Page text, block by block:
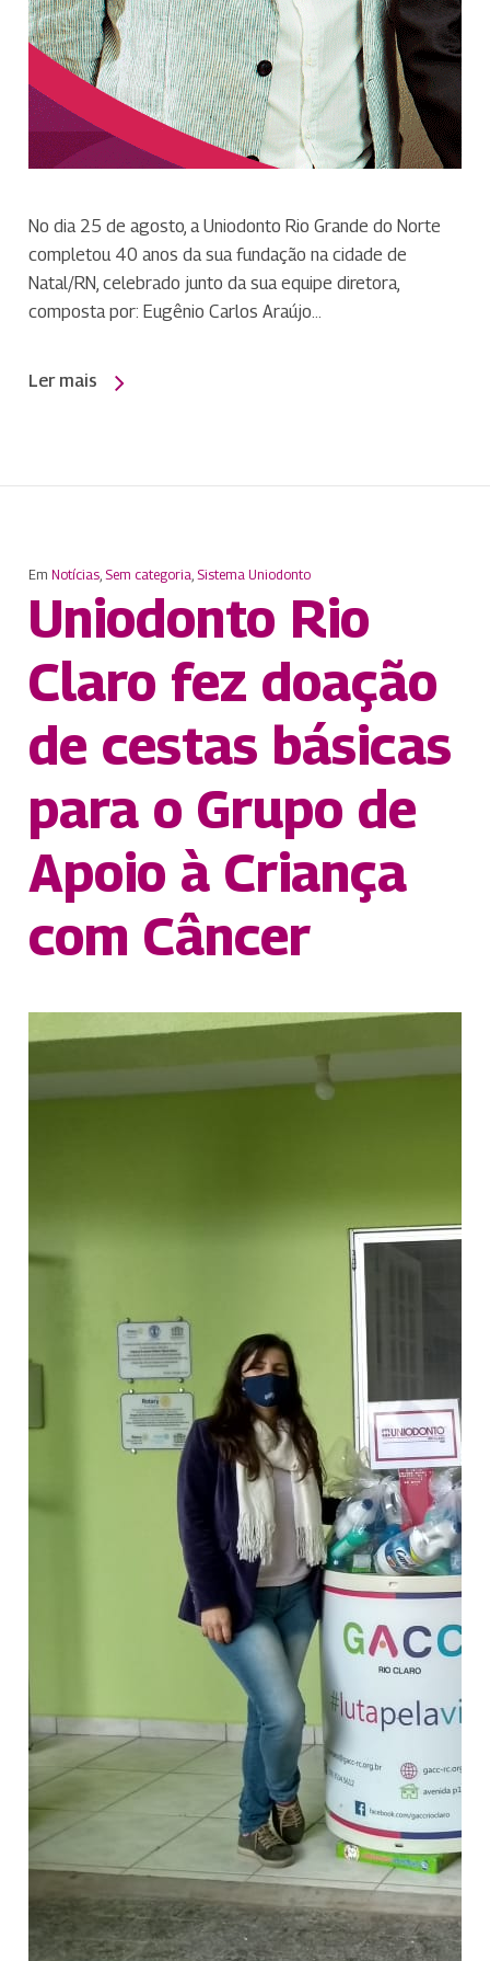
No dia 25 de agosto, a Uniodonto Rio Grande do Norte
completou 40 anos da sua fundação na cidade de
Natal/RN, celebrado junto da sua equipe diretora,
composta por: Eugênio Carlos Araújo…
Ler mais
Em Notícias, Sem categoria, Sistema Uniodonto
Uniodonto Rio
Claro fez doação
de cestas básicas
para o Grupo de
Apoio à Criança
com Câncer